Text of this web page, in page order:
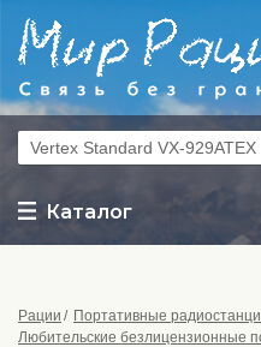
Каталог
Рации
Портативные
Любительские безлицензионные